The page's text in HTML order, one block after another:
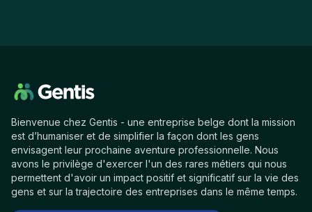
Bienvenue chez Gentis - une entreprise belge dont la mission
est d’humaniser et de simplifier la façon dont les gens
envisagent leur prochaine aventure professionnelle. Nous
avons le privilège d'exercer l'un des rares métiers qui nous
permettent d'avoir un impact positif et significatif sur la vie des
gens et sur la trajectoire des entreprises dans le même temps.